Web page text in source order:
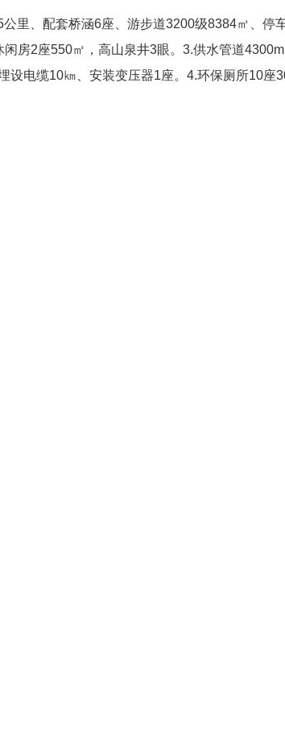
里、配套桥涵6座、游步道3200级8384㎡、停
房2座550㎡，高山泉井3眼。3.供水管道
设电缆10㎞、安装变压器1座。4.环保厕所10座